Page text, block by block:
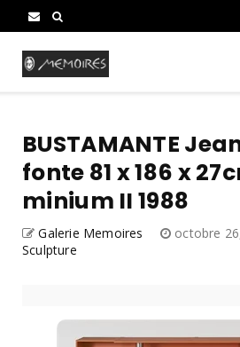
BUSTAMANTE
fonte 81 x 186 x
minium II 1988
Galerie Memoires
octobre
Sculpture